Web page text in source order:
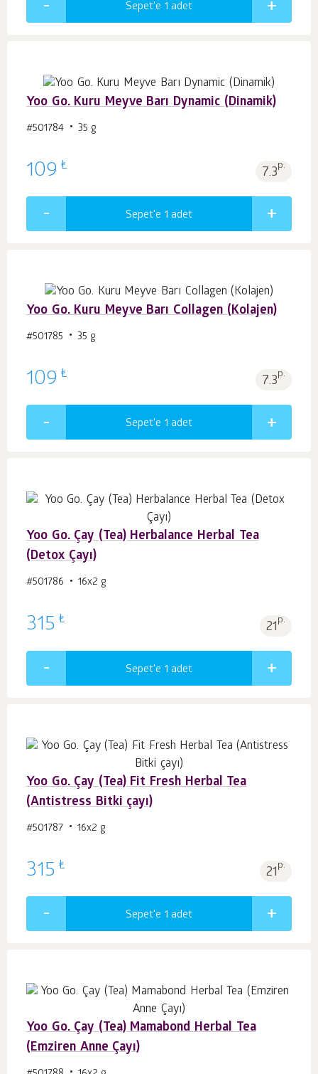
Sepet'e 1 adet
Yoo Go. Kuru Meyve Barı Dynamic (Dinamik)
#501784 35 g
109 ₺ 7.3p.
Sepet'e 1 adet
Yoo Go. Kuru Meyve Barı Collagen (Kolajen)
#501785 35 g
109 ₺ 7.3p.
Sepet'e 1 adet
Yoo Go. Çay (Tea) Herbalance Herbal Tea
(Detox Çayı)
#501786 16х2 g
315 ₺ 21p.
Sepet'e 1 adet
Yoo Go. Çay (Tea) Fit Fresh Herbal Tea
(Antistress Bitki çayı)
#501787 16х2 g
315 ₺ 21p.
Sepet'e 1 adet
Yoo Go. Çay (Tea) Mamabond Herbal Tea
(Emziren Anne Çayı)